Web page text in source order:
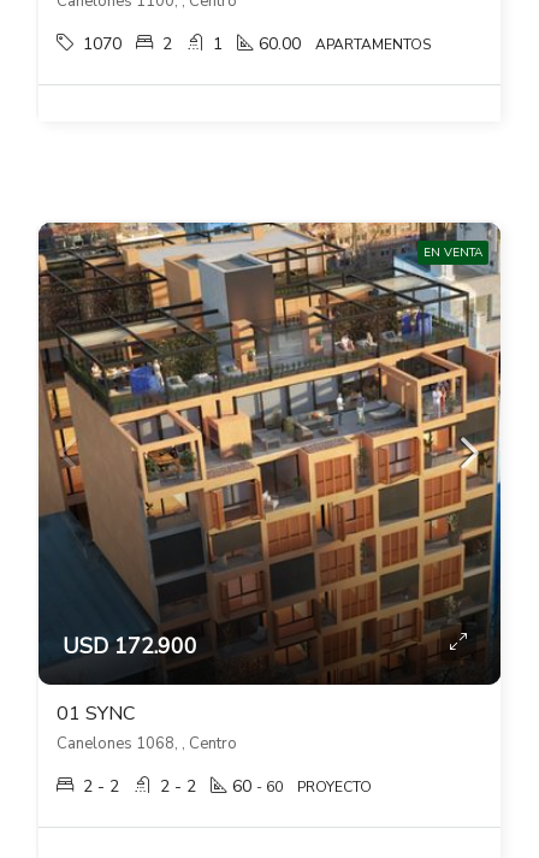
1070 2 1 60.00 APARTAMENTOS
EN VENTA
USD 172.900
01 SYNC
Canelones 1068, , Centro
2 - 2 2 - 2 60 - 60 PROYECTO